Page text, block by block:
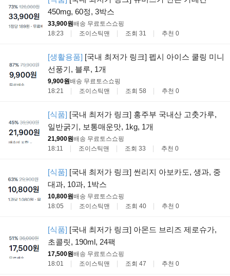
450mg, 60정, 3박스
33,900원배송 무료토스쇼핑
18:23
조이스틱맨 조회 31 추천 0
[생활용품] [국내 최저가 링크] 펩시 아이스 쿨링 미니
선풍기, 블루, 1개
9,900원배송 무료토스쇼핑
18:21
조이스틱맨 조회 58 추천 0
[식품] [국내 최저가 링크] 홍주부 국내산 고춧가루,
일반굵기, 보통매운맛, 1kg, 1개
21,900원배송 무료토스쇼핑
18:11
조이스틱맨 조회 33 추천 0
[식품] [국내 최저가 링크] 썬리지 아보카도, 생과, 중
대과, 10과, 1박스
10,800원배송 무료토스쇼핑
18:05
조이스틱맨 조회 40 추천 0
[식품] [국내 최저가 링크] 아몬드 브리즈 제로슈가,
초콜릿, 190ml, 24팩
17,500원배송 무료토스쇼핑
18:01
조이스틱맨 조회 47 추천 0